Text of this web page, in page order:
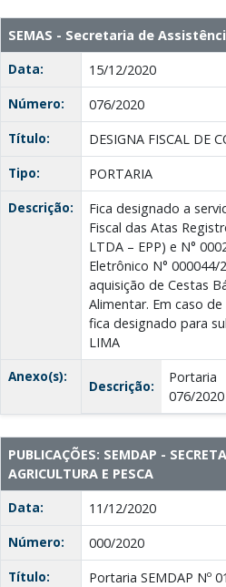
SEMAS - Secretaria de
Data:
15/12/2020
Número:
076/2020
Título:
DESIGNA FISCAL DE
Tipo:
PORTARIA
Descrição:
Fica designado a
Fiscal das Atas
LTDA – EPP) e N°
Eletrônico N°
aquisição de Cestas
Alimentar. Em caso
fica designado para
LIMA
Anexo(s):
Descrição:
Portaria
076/2020
PUBLICAÇÕES: SEMDAP -
AGRICULTURA E PESCA
Data:
11/12/2020
Número:
000/2020
Título:
Portaria SEMDAP Nº